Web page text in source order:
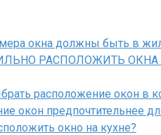
окна должны быть в
РАСПОЛОЖИТЬ ОКНА В
расположение окон в
окон предпочтительнее
окно на кухне?